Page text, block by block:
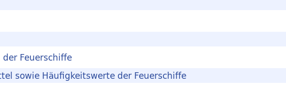
Feuerschiffe
sowie Häufigkeitswerte der Feuerschiffe